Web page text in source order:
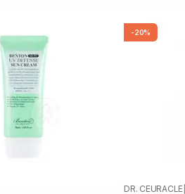
(+2)
(+7)
кислота
(+1)
(+2)
-20%
DR. CEURACLE